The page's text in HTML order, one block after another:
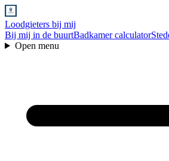
Loodgieters bij mij
Bij mij in de buurtBadkamer calculator
Open menu